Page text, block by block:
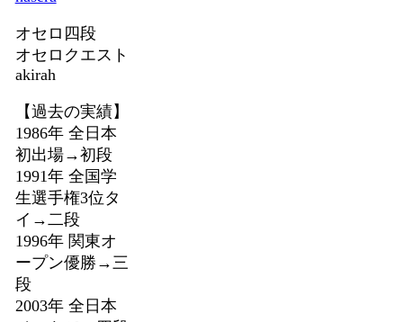
オセロ四段
オセロクエスト
akirah
【過去の実績】
1986年 全日本
初出場→初段
1991年 全国学
生選手権3位タ
イ→二段
1996年 関東オ
ープン優勝→三
段
2003年 全日本